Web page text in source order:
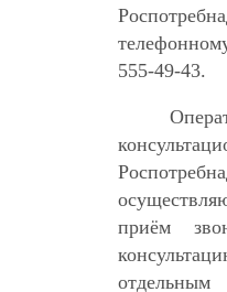
555-49-43.
приём